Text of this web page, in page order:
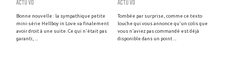
ACTU VO
Bonne nouvelle : la sympathique petite
mini-série Hellboy in Love va finalement
avoir droit à une suite. Ce qui n'était pas
garanti, ...
ACTU VO
Tombée par surprise, comme ce texto
louche qui vous annonce qu'un colis que
vous n'aviez pas commandé est déjà
disponible dans un point ...